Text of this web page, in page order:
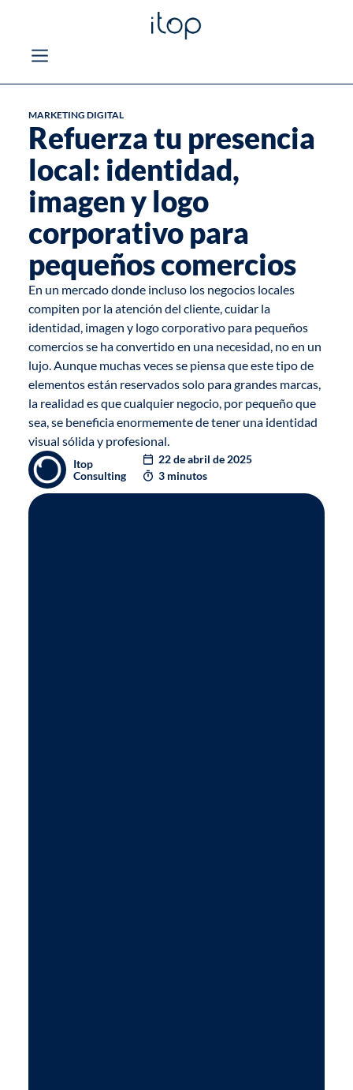
MARKETING DIGITAL
Refuerza tu presencia
local: identidad,
imagen y logo
corporativo para
pequeños comercios
En un mercado donde incluso los negocios locales
compiten por la atención del cliente, cuidar la
identidad, imagen y logo corporativo para pequeños
comercios se ha convertido en una necesidad, no en un
lujo. Aunque muchas veces se piensa que este tipo de
elementos están reservados solo para grandes marcas,
la realidad es que cualquier negocio, por pequeño que
sea, se beneficia enormemente de tener una identidad
visual sólida y profesional.
Itop
Consulting
22 de abril de 2025
3 minutos